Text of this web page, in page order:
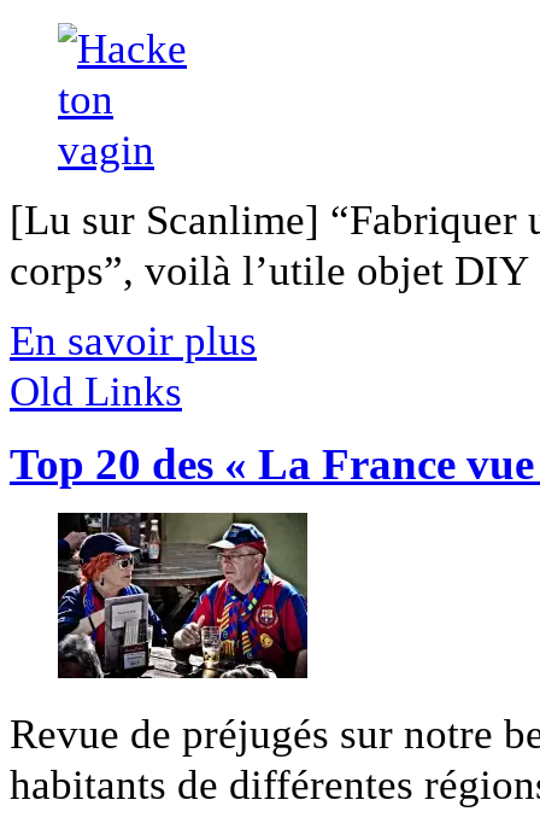
[Lu sur Scanlime] “Fabriquer
corps”, voilà l’utile objet
En savoir plus
Old Links
Top 20 des « La France
Revue de préjugés sur notre
habitants de différentes